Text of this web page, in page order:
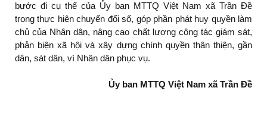
bước đi cụ thể của Ủy ban MTTQ Việt Nam xã Trần Đề
trong thực hiện chuyển đổi số, góp phần phát huy quyền làm
chủ của Nhân dân, nâng cao chất lượng công tác giám sát,
phản biện xã hội và xây dựng chính quyền thân thiện, gần
dân, sát dân, vì Nhân dân phục vụ.
Ủy ban MTTQ Việt Nam xã Trần Đề